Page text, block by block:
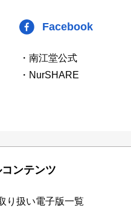
Facebook
・南江堂公式
・NurSHARE
ンテンツ
り扱い電子版一覧